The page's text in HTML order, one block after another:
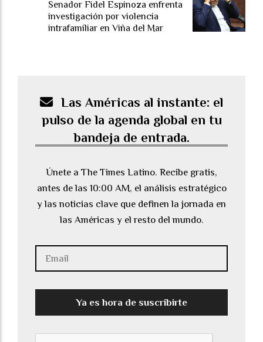
Senador Fidel Espinoza enfrenta
investigación por violencia
intrafamiliar en Viña del Mar
Las Américas al instante: el
pulso de la agenda global en tu
bandeja de entrada.
Únete a The Times Latino. Recibe gratis,
antes de las 10:00 AM, el análisis estratégico
y las noticias clave que definen la jornada en
las Américas y el resto del mundo.
Ya es hora de suscribirte